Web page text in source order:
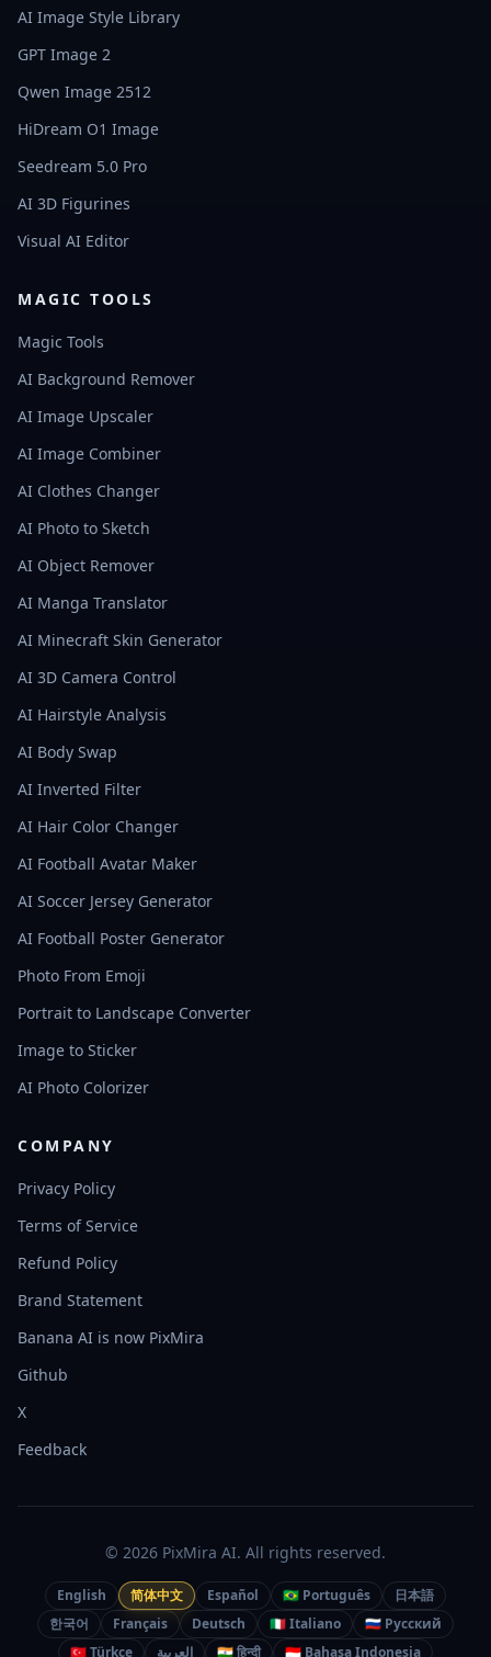
AI Image Style Library
GPT Image 2
Qwen Image 2512
HiDream O1 Image
Seedream 5.0 Pro
AI 3D Figurines
Visual AI Editor
MAGIC TOOLS
Magic Tools
AI Background Remover
AI Image Upscaler
AI Image Combiner
AI Clothes Changer
AI Photo to Sketch
AI Object Remover
AI Manga Translator
AI Minecraft Skin Generator
AI 3D Camera Control
AI Hairstyle Analysis
AI Body Swap
AI Inverted Filter
AI Hair Color Changer
AI Football Avatar Maker
AI Soccer Jersey Generator
AI Football Poster Generator
Photo From Emoji
Portrait to Landscape Converter
Image to Sticker
AI Photo Colorizer
COMPANY
Privacy Policy
Terms of Service
Refund Policy
Brand Statement
Banana AI is now PixMira
Github
X
Feedback
© 2026 PixMira AI. All rights reserved.
English 简体中文 Español 🇧🇷 Português
日本語
한국어
Français Deutsch 🇮🇹 Italiano
🇷🇺 Русский
🇹🇷 Türkçe
العربية 🇮🇳 हिन्दी 🇮🇩 Bahasa Indonesia